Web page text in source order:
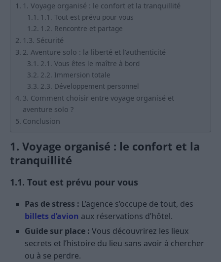
1. Voyage organisé : le confort et la tranquillité
1.1. Tout est prévu pour vous
1.2. Rencontre et partage
1.3. Sécurité
2. Aventure solo : la liberté et l’authenticité
2.1. Vous êtes le maître à bord
2.2. Immersion totale
2.3. Développement personnel
3. Comment choisir entre voyage organisé et
aventure solo ?
Conclusion
1. Voyage organisé : le confort et la
tranquillité
1.1. Tout est prévu pour vous
Pas de stress : L’agence s’occupe de tout, des
billets d’avion aux réservations d’hôtel.
Guide sur place : Vous découvrirez les lieux
secrets et l’histoire du lieu sans avoir à chercher
ou à se perdre.